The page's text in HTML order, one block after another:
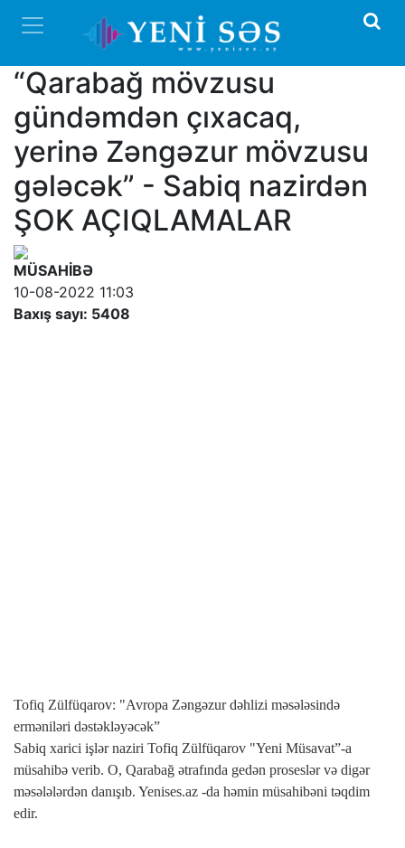
“Qarabağ mövzusu
gündəmdən çıxacaq,
yerinə Zəngəzur mövzusu
gələcək” - Sabiq nazirdən
ŞOK AÇIQLAMALAR
MÜSAHİBƏ
10-08-2022 11:03
Baxış sayı: 5408
Tofiq
Zülfüqarov:
"Avropa
Zəngəzur
məsələsində
erməniləri
Tofiq Zülfüqarov: "Avropa Zəngəzur dəhlizi məsələsində
erməniləri dəstəkləyəcək”
Sabiq xarici işlər naziri Tofiq Zülfüqarov "Yeni Müsavat”-a
müsahibə verib. O, Qarabağ ətrafında gedən proseslər və digər
məsələlərdən danışıb. Yenises.az -da həmin müsahibəni təqdim
edir.